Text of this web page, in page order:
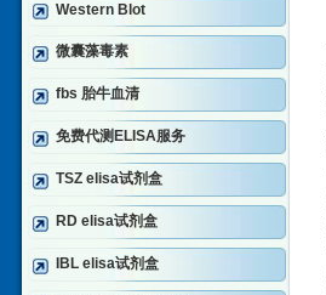
Western Blot
微囊藻毒素
fbs 胎牛血清
免费代测ELISA服务
TSZ elisa试剂盒
RD elisa试剂盒
IBL elisa试剂盒